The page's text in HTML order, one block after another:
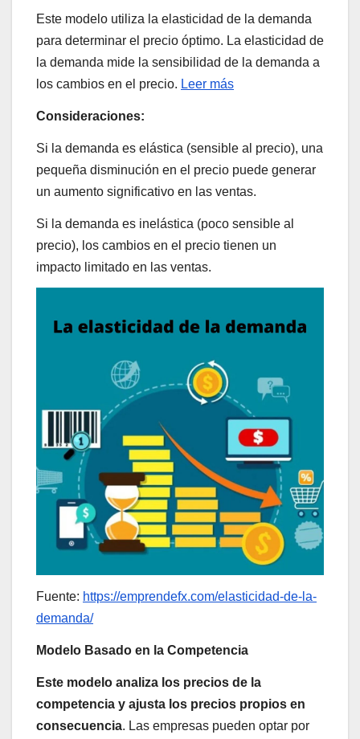
Este modelo utiliza la elasticidad de la demanda
para determinar el precio óptimo. La elasticidad de
la demanda mide la sensibilidad de la demanda a
los cambios en el precio. Leer más
Consideraciones:
Si la demanda es elástica (sensible al precio), una
pequeña disminución en el precio puede generar
un aumento significativo en las ventas.
Si la demanda es inelástica (poco sensible al
precio), los cambios en el precio tienen un
impacto limitado en las ventas.
Fuente: https://emprendefx.com/elasticidad-de-la-
demanda/
Modelo Basado en la Competencia
Este modelo analiza los precios de la
competencia y ajusta los precios propios en
consecuencia. Las empresas pueden optar por